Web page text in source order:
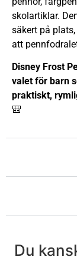
skolartiklar.
säkert på
att
Disney Frost
valet för barn
praktiskt,
🎒
Du